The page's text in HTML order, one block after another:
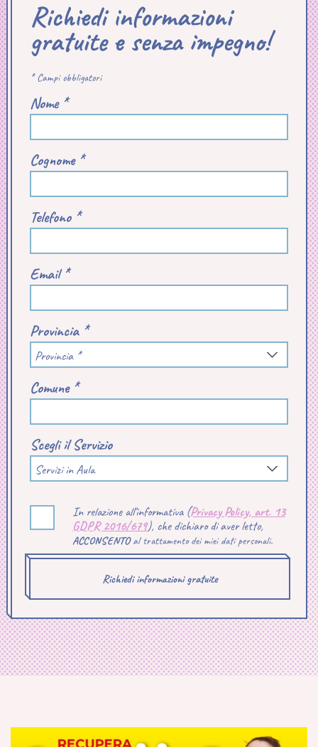
Richiedi informazioni
gratuite e senza impegno!
* Campi obbligatori
Nome *
Cognome *
Telefono *
Email *
Provincia *
Provincia *
Comune *
Scegli il Servizio
Servizi in Aula
In relazione all'informativa (Privacy Policy, art. 13
GDPR 2016/679), che dichiaro di aver letto,
ACCONSENTOal trattamento dei miei dati personali.